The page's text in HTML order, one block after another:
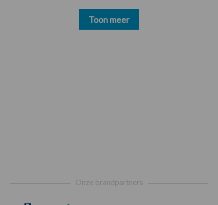
Toon meer
Onze brandpartners